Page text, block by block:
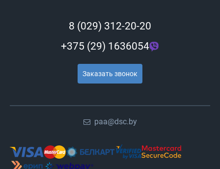
8 (029) 312-20-20
+375 (29) 1636054
Заказать звонок
paa@dsc.by